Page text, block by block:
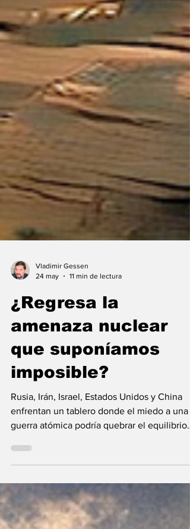
11 min de lectura
¿Regresa la
amenaza nuclear
que suponíamos
imposible?
Rusia, Irán, Israel, Estados Unidos y China
enfrentan un tablero donde el miedo a una
guerra atómica podría quebrar el equilibrio